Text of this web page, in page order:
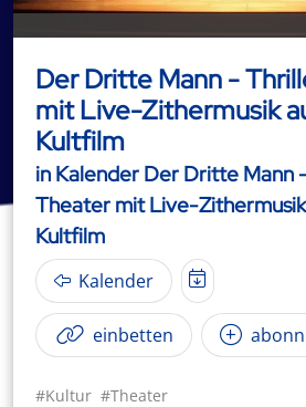
Der Dritte Mann -
mit Live-Zithermusik
Kultfilm
in Kalender Der Dritte Mann
Theater mit Live-
Kultfilm
Kalender
einbetten
#Kultur #Theater